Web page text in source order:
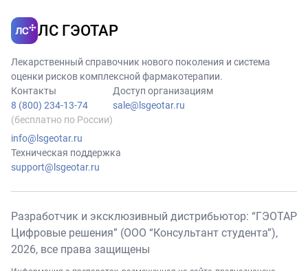
ЛС ГЭОТАР
Лекарственный справочник нового поколения и система
оценки рисков комплексной фармакотерапии.
Контакты
8 (800) 234-13-74
(бесплатно по России)
info@lsgeotar.ru
Доступ организациям
sale@lsgeotar.ru
Техническая поддержка
support@lsgeotar.ru
Разработчик и эксклюзивный дистрибьютор: “ГЭОТАР
Цифровые решения” (ООО “Консультант студента”),
2026, все права защищены